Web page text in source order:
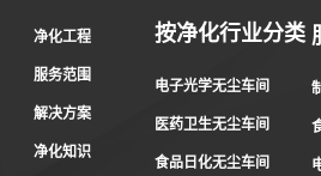
净化工程
服务范围
解决方案
净化知识
按净化行业分类
电子光学无尘车间
医药卫生无尘车间
食品日化无尘车间